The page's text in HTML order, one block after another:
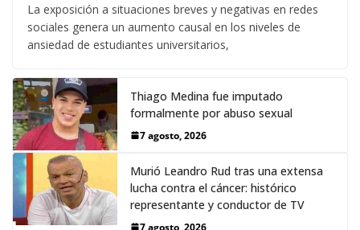
La exposición a situaciones breves y negativas en redes
sociales genera un aumento causal en los niveles de
ansiedad de estudiantes universitarios,
Thiago Medina fue imputado
formalmente por abuso sexual
7 agosto, 2026
Murió Leandro Rud tras una extensa
lucha contra el cáncer: histórico
representante y conductor de TV
7 agosto, 2026